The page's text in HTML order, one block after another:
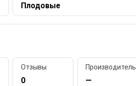
Плодовые
Отзывы
0
Производитель
—